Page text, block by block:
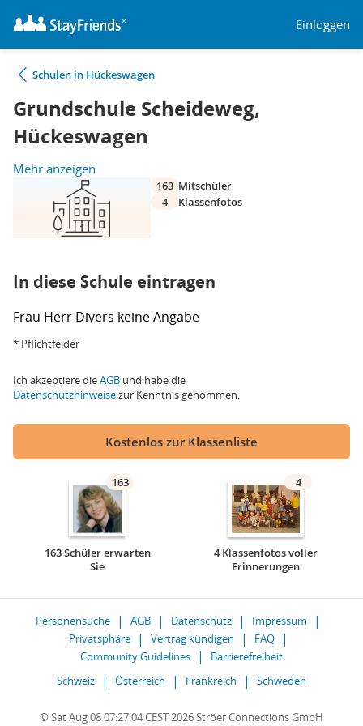
Einloggen
Schulen in Hückeswagen
Grundschule Scheideweg,
Hückeswagen
Mehr anzeigen
163 Mitschüler
4
Klassenfotos
In diese Schule eintragen
Frau Herr Divers keine Angabe
* Pflichtfelder
Ich akzeptiere dieAGB und habe die
Datenschutzhinweisezur Kenntnis genommen.
Kostenlos zur Klassenliste
163
163 Schüler erwarten
Sie
4
4 Klassenfotos voller
Erinnerungen
Personensuche AGB Datenschutz
Impressum
Privatsphäre
Vertrag kündigen
FAQ
Community Guidelines
Barrierefreiheit
Schweiz
Österreich Frankreich Schweden
© Sat Aug 08 07:27:04 CEST 2026 Ströer Connections GmbH